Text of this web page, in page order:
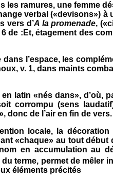
les ramures, une femme
verbal («devisons»)
vers d’A la promenade,
:Et, étagement des
l’espace, les
v. 1, dans maints
latin «nés dans», d’où,
corrompu (sens
donc de l’air en fin de vers.
locale, la
«chaque» au tout
en accumulation au
terme, permet de mêler
éléments précités